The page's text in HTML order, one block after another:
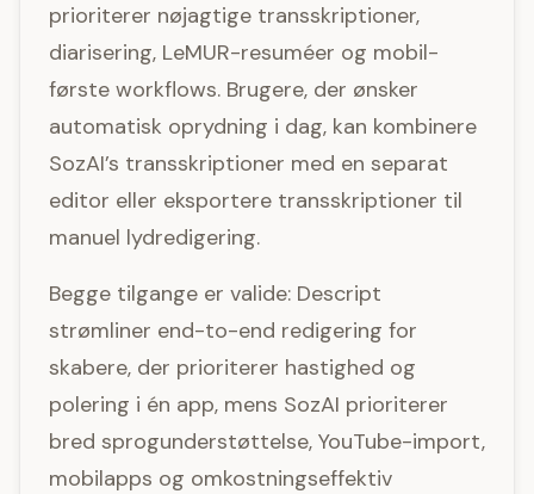
prioriterer nøjagtige transskriptioner,
diarisering, LeMUR-resuméer og mobil-
første workflows. Brugere, der ønsker
automatisk oprydning i dag, kan kombinere
SozAI’s transskriptioner med en separat
editor eller eksportere transskriptioner til
manuel lydredigering.
Begge tilgange er valide: Descript
strømliner end-to-end redigering for
skabere, der prioriterer hastighed og
polering i én app, mens SozAI prioriterer
bred sprogunderstøttelse, YouTube-import,
mobilapps og omkostningseffektiv